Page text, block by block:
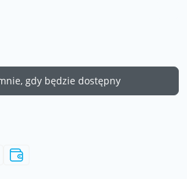
gdy będzie dostępny